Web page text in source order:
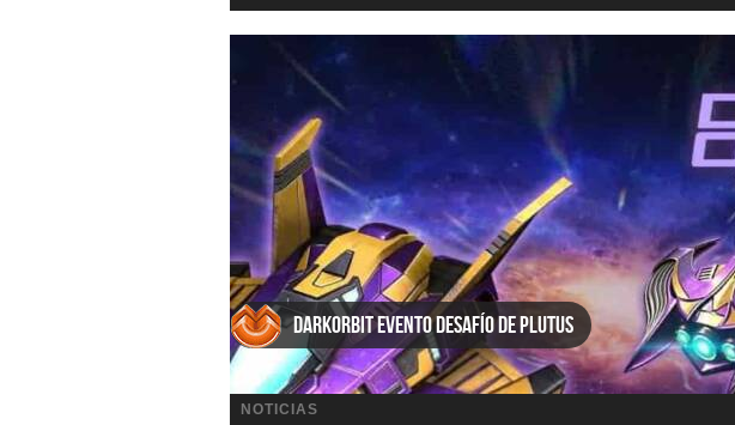
DarkOrbit Evento Desafío de Plutus
NOTICIAS